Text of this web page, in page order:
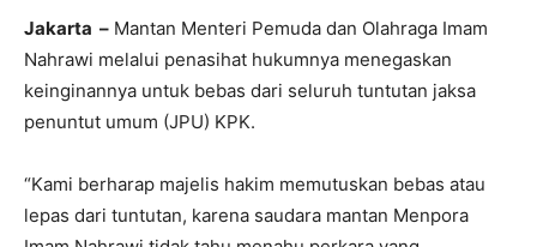
Jakarta – Mantan Menteri Pemuda dan Olahraga Imam
Nahrawi melalui penasihat hukumnya menegaskan
keinginannya untuk bebas dari seluruh tuntutan jaksa
penuntut umum (JPU) KPK.
“Kami berharap majelis hakim memutuskan bebas atau
lepas dari tuntutan, karena saudara mantan Menpora